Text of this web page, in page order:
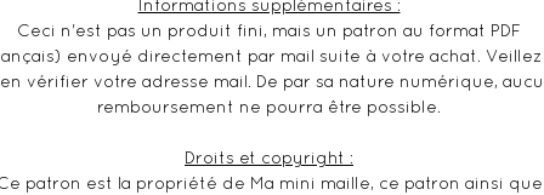
Informations supplémentaires :
Ceci n'est pas un produit fini, mais un patron au format PDF
envoyé directement par mail suite à votre achat. Veillez
vérifier votre adresse mail. De par sa nature numérique,
remboursement ne pourra être possible.
Droits et copyright :
patron est la propriété de Ma mini maille, ce patron ainsi que